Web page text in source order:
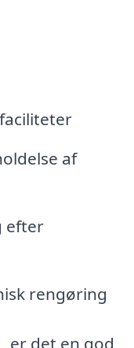
af
efter
rengøring
er det en god